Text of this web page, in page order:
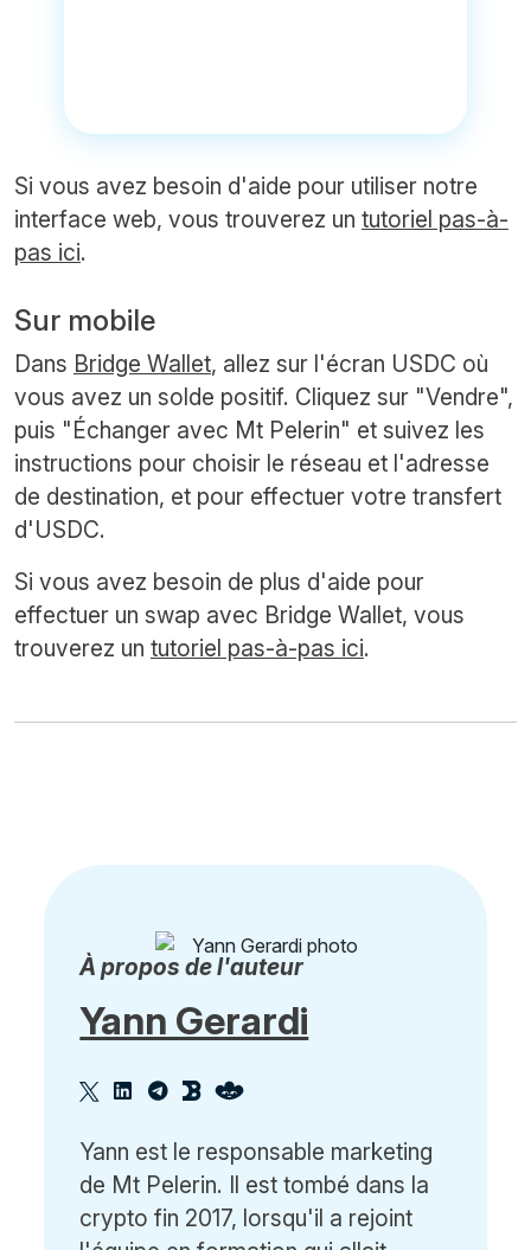
Si vous avez besoin d'aide pour utiliser notre
interface web, vous trouverez un tutoriel pas-à-
pas ici.
Sur mobile
Dans Bridge Wallet, allez sur l'écran USDC où
vous avez un solde positif. Cliquez sur "Vendre",
puis "Échanger avec Mt Pelerin" et suivez les
instructions pour choisir le réseau et l'adresse
de destination, et pour effectuer votre transfert
d'USDC.
Si vous avez besoin de plus d'aide pour
effectuer un swap avec Bridge Wallet, vous
trouverez un tutoriel pas-à-pas ici.
À propos de l'auteur
Yann Gerardi
Yann est le responsable marketing
de Mt Pelerin. Il est tombé dans la
crypto fin 2017, lorsqu'il a rejoint